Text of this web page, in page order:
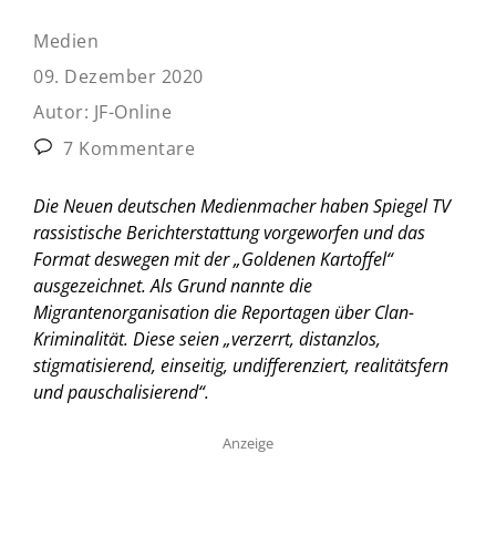
Medien
09. Dezember 2020
Autor: JF-Online
7 Kommentare
Die Neuen deutschen Medienmacher haben Spiegel TV
rassistische Berichterstattung vorgeworfen und das
Format deswegen mit der „Goldenen Kartoffel“
ausgezeichnet. Als Grund nannte die
Migrantenorganisation die Reportagen über Clan-
Kriminalität. Diese seien „verzerrt, distanzlos,
stigmatisierend, einseitig, undifferenziert, realitätsfern
und pauschalisierend“.
Anzeige